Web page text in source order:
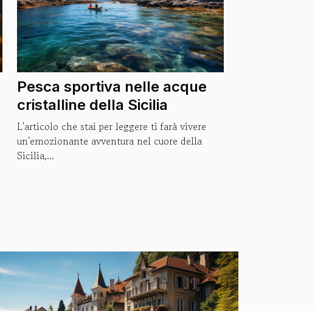
Pesca sportiva nelle acque
cristalline della Sicilia
L'articolo che stai per leggere ti farà vivere
un'emozionante avventura nel cuore della
Sicilia,...